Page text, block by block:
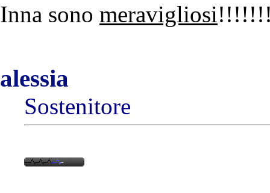
Inna sono meravigliosi
alessia
Sostenitore